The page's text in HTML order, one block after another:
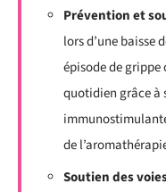
Prévention et
lors d’une baisse
épisode de
quotidien grâce à
de
Soutien des